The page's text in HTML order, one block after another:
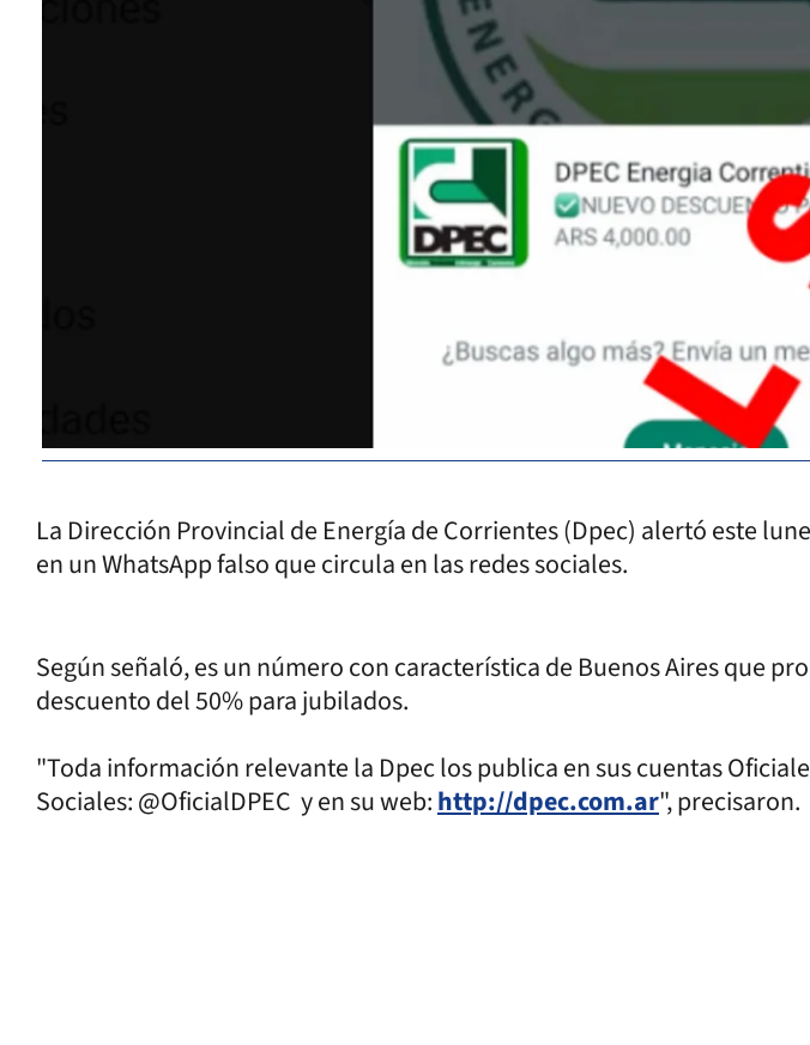
La Dirección Provincial de Energía de Corrientes (Dpec) alertó este
en un WhatsApp falso que circula en las redes sociales.
Según señaló, es un número con característica de Buenos Aires que
descuento del 50% para jubilados.
"Toda información relevante la Dpec los publica en sus cuentas
Sociales: @OficialDPEC y en su web:http://dpec.com.ar", precisaron.